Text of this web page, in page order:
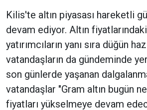
Kilis'te altın piyasası hareketli
devam ediyor. Altın
yatırımcıların yanı sıra düğün
vatandaşların da gündeminde
son günlerde yaşanan
vatandaşlar "Gram altın bugün
fiyatları yükselmeye devam